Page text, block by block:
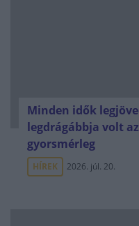
Minden idők
legdrágábbja volt
gyorsmérleg
HÍREK 2026. júl. 20.